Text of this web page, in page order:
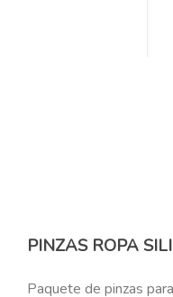
PINZAS ROPA
Paquete de pinzas